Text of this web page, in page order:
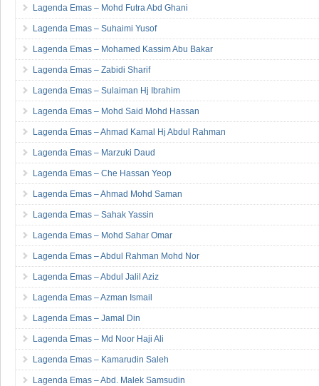
Lagenda Emas – Mohd Futra Abd Ghani
Lagenda Emas – Suhaimi Yusof
Lagenda Emas – Mohamed Kassim Abu Bakar
Lagenda Emas – Zabidi Sharif
Lagenda Emas – Sulaiman Hj Ibrahim
Lagenda Emas – Mohd Said Mohd Hassan
Lagenda Emas – Ahmad Kamal Hj Abdul Rahman
Lagenda Emas – Marzuki Daud
Lagenda Emas – Che Hassan Yeop
Lagenda Emas – Ahmad Mohd Saman
Lagenda Emas – Sahak Yassin
Lagenda Emas – Mohd Sahar Omar
Lagenda Emas – Abdul Rahman Mohd Nor
Lagenda Emas – Abdul Jalil Aziz
Lagenda Emas – Azman Ismail
Lagenda Emas – Jamal Din
Lagenda Emas – Md Noor Haji Ali
Lagenda Emas – Kamarudin Saleh
Lagenda Emas – Abd. Malek Samsudin